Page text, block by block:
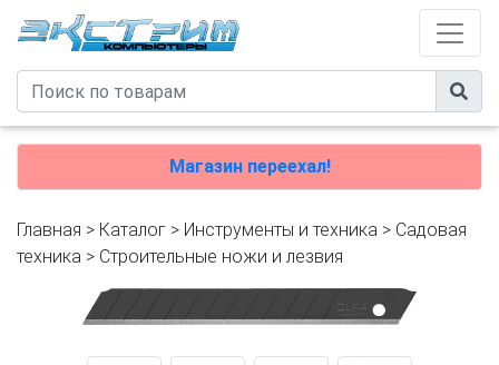
Магазин переехал!
Главная > Каталог > Инструменты и техника > Садовая
техника > Строительные ножи и лезвия